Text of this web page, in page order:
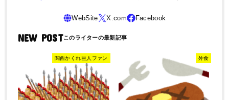
NEW POST
関西かくれ巨人ファン 外食